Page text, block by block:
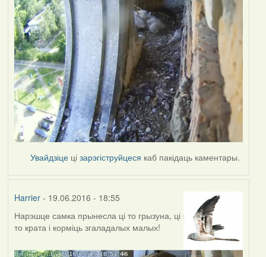
Увайдзіце цізарэгіструйцеся каб пакідаць каментары.
Harrier- 19.06.2016 - 18:55
Нарэшце самка прынесла ці то грызуна, ці
то крата і корміць згаладалых малых!